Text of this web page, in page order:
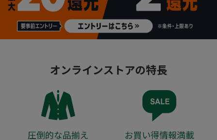
オンラインストアの特長
圧倒的な品揃え お買い得情報満載